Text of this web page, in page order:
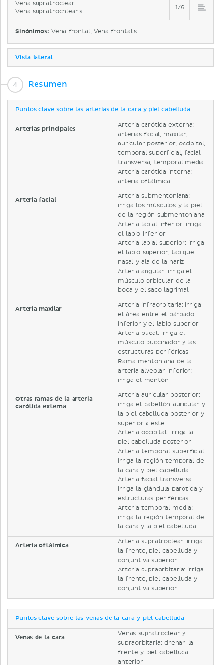
Vena supratroclear
Vena supratrochlearis
1/9
Sinónimos: Vena frontal, Vena frontalis
Vista lateral
Resumen
Puntos clave sobre las arterias de la cara y piel cabelluda
Arterias principales
Arteria carótida externa:
arterias facial, maxilar,
auricular posterior, occipital,
temporal superficial, facial
transversa, temporal media
Arteria carótida interna:
arteria oftálmica
Arteria facial
Arteria submentoniana:
irriga los músculos y la piel
de la región submentoniana
Arteria labial inferior: irriga
el labio inferior
Arteria labial superior: irriga
el labio superior, tabique
nasal y ala de la nariz
Arteria angular: irriga el
músculo orbicular de la
boca y el saco lagrimal
Arteria maxilar
Arteria infraorbitaria: irriga
el área entre el párpado
inferior y el labio superior
Arteria bucal: irriga el
músculo buccinador y las
estructuras periféricas
Rama mentoniana de la
arteria alveolar inferior:
irriga el mentón
Otras ramas de la arteria
carótida externa
Arteria auricular posterior:
irriga el pabellón auricular y
la piel cabelluda posterior y
superior a este
Arteria occipital: irriga la
piel cabelluda posterior
Arteria temporal superficial:
irriga la región temporal de
la cara y piel cabelluda
Arteria facial transversa:
irriga la glándula parótida y
estructuras periféricas
Arteria temporal media:
irriga la región temporal de
la cara y la piel cabelluda
Arteria oftálmica
Arteria supratroclear: irriga
la frente, piel cabelluda y
conjuntiva superior
Arteria supraorbitaria: irriga
la frente, piel cabelluda y
conjuntiva superior
Puntos clave sobre las venas de la cara y piel cabelluda
Venas de la cara
Venas supratroclear y
supraorbitaria: drenan la
frente y piel cabelluda
anterior